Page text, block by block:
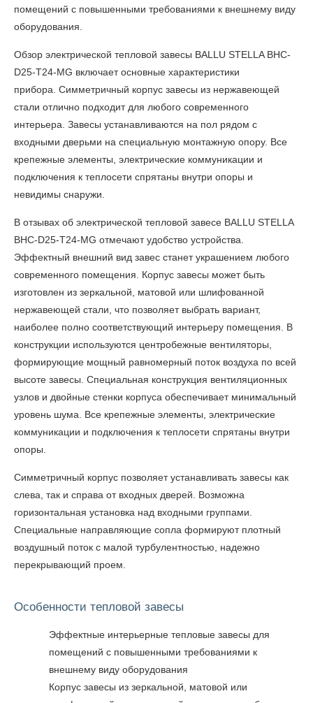
помещений с повышенными требованиями к внешнему виду
оборудования.
Обзор электрической тепловой завесы BALLU STELLA BHC-
D25-T24-MG включает основные характеристики
прибора. Симметричный корпус завесы из нержавеющей
стали отлично подходит для любого современного
интерьера. Завесы устанавливаются на пол рядом с
входными дверьми на специальную монтажную опору. Все
крепежные элементы, электрические коммуникации и
подключения к теплосети спрятаны внутри опоры и
невидимы снаружи.
В отзывах об электрической тепловой завесе BALLU STELLA
BHC-D25-T24-MG отмечают удобство устройства.
Эффектный внешний вид завес станет украшением любого
современного помещения. Корпус завесы может быть
изготовлен из зеркальной, матовой или шлифованной
нержавеющей стали, что позволяет выбрать вариант,
наиболее полно соответствующий интерьеру помещения. В
конструкции используются центробежные вентиляторы,
формирующие мощный равномерный поток воздуха по всей
высоте завесы. Специальная конструкция вентиляционных
узлов и двойные стенки корпуса обеспечивает минимальный
уровень шума. Все крепежные элементы, электрические
коммуникации и подключения к теплосети спрятаны внутри
опоры.
Симметричный корпус позволяет устанавливать завесы как
слева, так и справа от входных дверей. Возможна
горизонтальная установка над входными группами.
Специальные направляющие сопла формируют плотный
воздушный поток с малой турбулентностью, надежно
перекрывающий проем.
Особенности тепловой завесы
Эффектные интерьерные тепловые завесы для
помещений с повышенными требованиями к
внешнему виду оборудования
Корпус завесы из зеркальной, матовой или